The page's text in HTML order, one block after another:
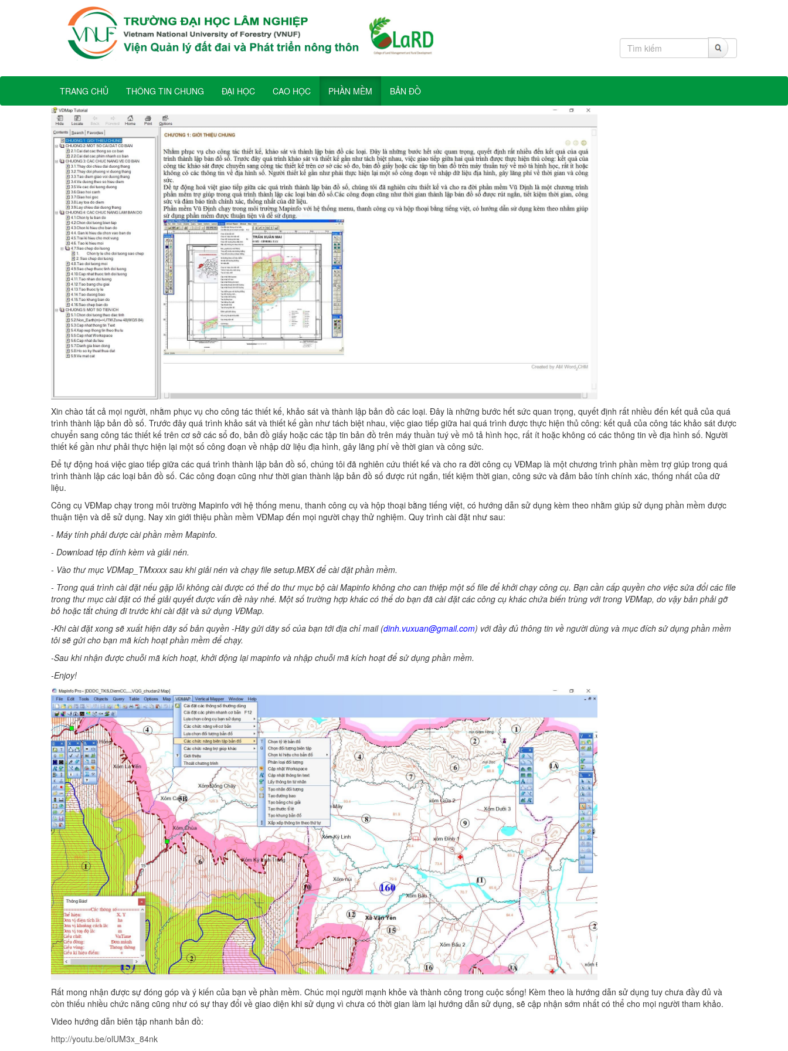
TRANG CHỦ THÔNG TIN CHUNG ĐẠI HỌC CAO HỌC PHẦN MỀM BẢN ĐỒ
Xin chào tất cả mọi người, nhằm phục vụ cho công tác thiết kế, khảo sát và thành lập bản đồ các loại. Đây là những bước hết sức quan trọng, quyết định rất nhiều đến kết quả của quá
trình thành lập bản đồ số. Trước đây quá trình khảo sát và thiết kế gần như tách biệt nhau, việc giao tiếp giữa hai quá trình được thực hiện thủ công: kết quả của công tác khảo sát được
chuyển sang công tác thiết kế trên cơ sở các sổ đo, bản đồ giấy hoặc các tập tin bản đồ trên máy thuần tuý về mô tả hình học, rất ít hoặc không có các thông tin về địa hình số. Người
thiết kế gần như phải thực hiện lại một số công đoạn về nhập dữ liệu địa hình, gây lãng phí về thời gian và công sức.
Để tự động hoá việc giao tiếp giữa các quá trình thành lập bản đồ số, chúng tôi đã nghiên cứu thiết kế và cho ra đời công cụ VĐMap là một chương trình phần mềm trợ giúp trong quá
trình thành lập các loại bản đồ số. Các công đoạn cũng như thời gian thành lập bản đồ số được rút ngắn, tiết kiệm thời gian, công sức và đảm bảo tính chính xác, thống nhất của dữ
liệu.
Công cụ VĐMap chạy trong môi trường Mapinfo với hệ thống menu, thanh công cụ và hộp thoại bằng tiếng việt, có hướng dẫn sử dụng kèm theo nhằm giúp sử dụng phần mềm được
thuận tiện và dễ sử dụng. Nay xin giới thiệu phần mềm VĐMap đến mọi người chạy thử nghiệm. Quy trình cài đặt như sau:
- Máy tính phải được cài phần mềm Mapinfo.
- Download tệp đính kèm và giải nén.
- Vào thư mục VDMap_TMxxxx sau khi giải nén và chạy file setup.MBX để cài đặt phần mềm.
- Trong quá trình cài đặt nếu gặp lỗi không cài được có thể do thư mục bộ cài Mapinfo không cho can thiệp một số file để khởi chạy công cụ. Bạn cần cấp quyền cho việc sửa đổi các file
trong thư mục cài đặt có thể giải quyết được vấn đề này nhé. Một số trường hợp khác có thể do bạn đã cài đặt các công cụ khác chứa biến trùng với trong VĐMap, do vậy bản phải gỡ
bỏ hoặc tắt chúng đi trước khi cài đặt và sử dụng VĐMap.
-Khi cài đặt xong sẽ xuất hiện dãy số bản quyền -Hãy gửi dãy số của bạn tới địa chỉ mail (dinh.vuxuan@gmail.com) với đầy đủ thông tin về người dùng và mục đích sử dụng phần mềm
tôi sẽ gửi cho bạn mã kích hoạt phần mềm để chạy.
-Sau khi nhận được chuỗi mã kích hoạt, khởi động lại mapinfo và nhập chuỗi mã kích hoạt để sử dụng phần mềm.
-Enjoy!
Rất mong nhận được sự đóng góp và ý kiến của bạn về phần mềm. Chúc mọi người mạnh khỏe và thành công trong cuộc sống! Kèm theo là hướng dẫn sử dụng tuy chưa đầy đủ và
còn thiếu nhiều chức năng cũng như có sự thay đổi về giao diện khi sử dụng vì chưa có thời gian làm lại hướng dẫn sử dụng, sẽ cập nhận sớm nhất có thể cho mọi người tham khảo.
Video hướng dẫn biên tập nhanh bản đồ:
http://youtu.be/olUM3x_84nk